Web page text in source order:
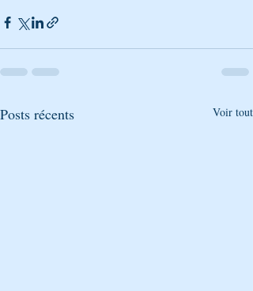
Posts récents Voir tout